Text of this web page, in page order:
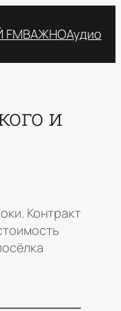
FMВАЖНОАудио
и
Контракт